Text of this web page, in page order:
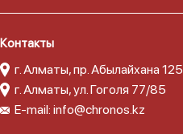
Контакты
г. Алматы, пр. Абылайхана 125
г. Алматы, ул. Гоголя 77/85
E-mail: info@chronos.kz